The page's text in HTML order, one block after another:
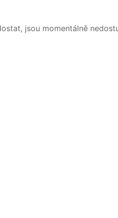
jsou momentálně